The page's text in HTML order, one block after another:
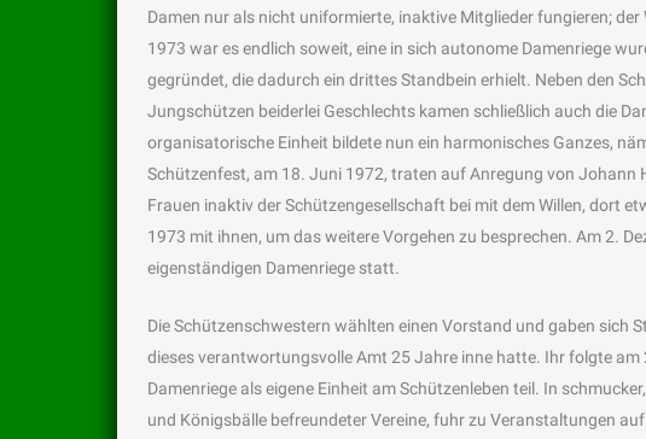
Damen nur als nicht uniformierte, inaktive Mitglieder fungieren;
1973 war es endlich soweit, eine in sich autonome Damenriege
gegründet, die dadurch ein drittes Standbein erhielt. Neben den
Jungschützen beiderlei Geschlechts kamen schließlich auch die
organisatorische Einheit bildete nun ein harmonisches Ganzes,
Schützenfest, am 18. Juni 1972, traten auf Anregung von Johann
Frauen inaktiv der Schützengesellschaft bei mit dem Willen, dort
1973 mit ihnen, um das weitere Vorgehen zu besprechen. Am 2.
eigenständigen Damenriege statt.
Die Schützenschwestern wählten einen Vorstand und gaben sich
dieses verantwortungsvolle Amt 25 Jahre inne hatte. Ihr folgte
Damenriege als eigene Einheit am Schützenleben teil. In
und Königsbälle befreundeter Vereine, fuhr zu Veranstaltungen